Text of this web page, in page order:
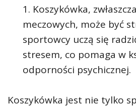
Koszykówka,
meczowych, może być
sportowcy uczą się
stresem, co pomaga w
odporności psychicznej.
Koszykówka jest nie tylko